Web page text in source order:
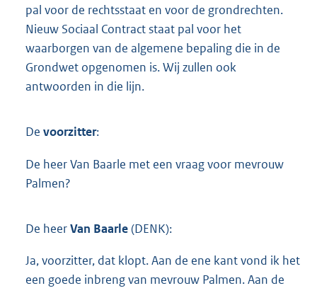
pal voor de rechtsstaat en voor de grondrechten.
Nieuw Sociaal Contract staat pal voor het
waarborgen van de algemene bepaling die in de
Grondwet opgenomen is. Wij zullen ook
antwoorden in die lijn.
De voorzitter:
De heer Van Baarle met een vraag voor mevrouw
Palmen?
De heerVan Baarle(DENK):
Ja, voorzitter, dat klopt. Aan de ene kant vond ik het
een goede inbreng van mevrouw Palmen. Aan de